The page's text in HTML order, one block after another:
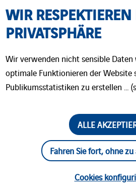
Diese speziell angepassten
entweder auf Funkwellen
(Dosisleistungsmessgerät
auf Magnetfelder
CoMo SIM). Dadurch lassen
Übungsszenarien darstellen –
Die Ausbildung ist
vierwöchigen ABC-
Lehrgang erwerben
grundlegende Kenntnisse für
WIR
PRIVATSPHÄRE
Wir verwenden nicht sensible Daten
optimale Funktionieren der Website
Publikumsstatistiken zu erstellen …
ALLE
Fahren Sie fort, ohne
Cookies